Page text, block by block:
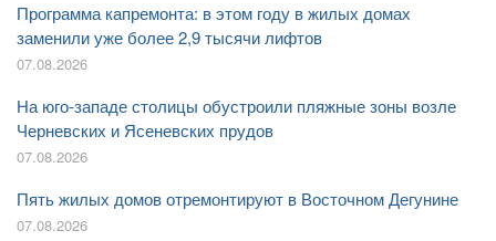
Программа капремонта: в этом году в жилых домах
заменили уже более 2,9 тысячи лифтов
07.08.2026
На юго-западе столицы обустроили пляжные зоны возле
Черневских и Ясеневских прудов
07.08.2026
Пять жилых домов отремонтируют в Восточном Дегунине
07.08.2026